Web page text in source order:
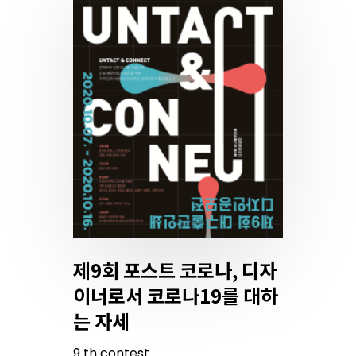
제9회 포스트 코로나, 디자
이너로서 코로나19를 대하
는 자세